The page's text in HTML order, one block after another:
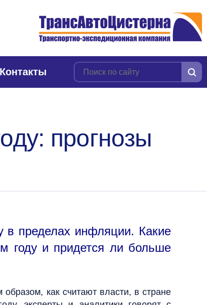
Контакты
прогнозы
в пределах инфляции. Какие
году и придется ли больше
как считают власти, в стране